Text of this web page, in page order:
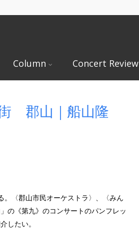
Column Concert Review
郡山｜船山隆
。〈郡山市民オーケストラ〉、〈みん
の《第九》のコンサートのパンフレッ
したい。